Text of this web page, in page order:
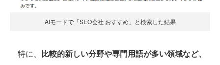
AIモードで「SEO会社 おすすめ」と検索した結果
特に、 比較的新しい分野や専門用語が多い領域など、